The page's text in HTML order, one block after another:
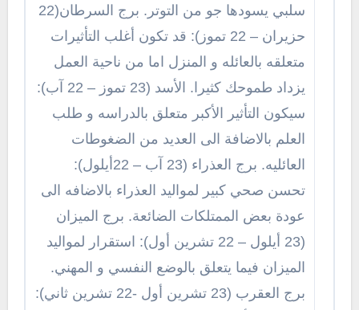
سلبي يسودها جو من التوتر. برج السرطان(22
حزيران – 22 تموز): قد تكون أغلب التأثيرات
متعلقه بالعائله و المنزل اما من ناحية العمل
يزداد طموحك كثيرا. الأسد (23 تموز – 22 آب):
سيكون التأثير الأكبر متعلق بالدراسه و طلب
العلم بالاضافة الى العديد من الضغوطات
العائليه. برج العذراء (23 آب – 22أيلول):
تحسن صحي كبير لمواليد العذراء بالاضافه الى
عودة بعض الممتلكات الضائعة. برج الميزان
(23 أيلول – 22 تشرين أول): استقرار لمواليد
الميزان فيما يتعلق بالوضع النفسي و المهني.
برج العقرب (23 تشرين أول -22 تشرين ثاني):